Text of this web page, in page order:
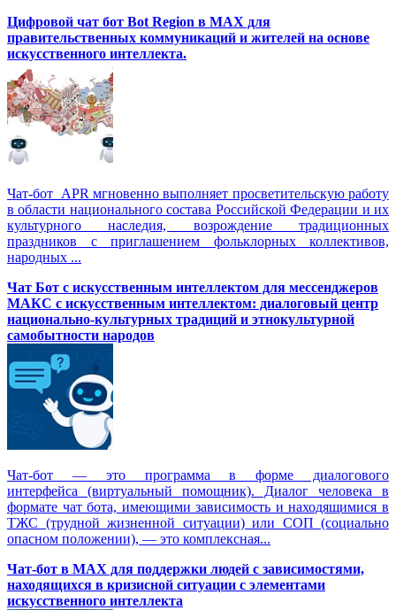
Цифровой чат бот Вot Region в MAX для
правительственных коммуникаций и жителей на основе
искусственного интеллекта.
Чат-бот APR мгновенно выполняет просветительскую работу
в области национального состава Российской Федерации и их
культурного наследия, возрождение традиционных
праздников с приглашением фольклорных коллективов,
народных ...
Чат Бот с искусственным интеллектом для мессенджеров
МАКС с искусственным интеллектом: диалоговый центр
национально-культурных традиций и этнокультурной
самобытности народов
Чат-бот — это программа в форме диалогового
интерфейса (виртуальный помощник). Диалог человека в
формате чат бота, имеющими зависимость и находящимися в
ТЖС (трудной жизненной ситуации) или СОП (социально
опасном положении), — это комплексная...
Чат-бот в MAX для поддержки людей с зависимостями,
находящихся в кризисной ситуации с элементами
искусственного интеллекта